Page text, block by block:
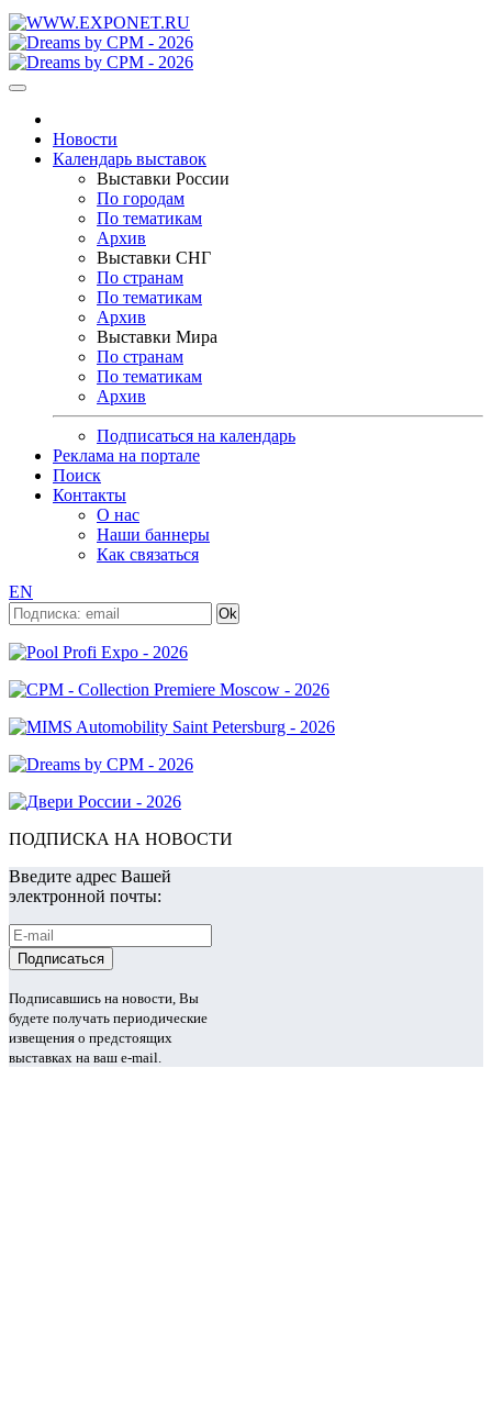
Новости
Календарь выставок
Выставки России
По городам
По тематикам
Архив
Выставки СНГ
По странам
По тематикам
Архив
Выставки Мира
По странам
По тематикам
Архив
Подписаться на календарь
Реклама на портале
Поиск
Контакты
О нас
Наши баннеры
Как связаться
EN
ПОДПИСКА НА НОВОСТИ
Введите адрес Вашей
электронной почты:
Подписавшись на новости, Вы
будете получать периодические
извещения о предстоящих
выставках на ваш e-mail.